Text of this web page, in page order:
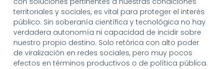
territoriales y sociales, es vital para proteger el interés
público. Sin soberanía científica y tecnológica no hay
verdadera autonomía ni capacidad de incidir sobre
nuestro propio destino. Solo retórica con alto poder
de viralización en redes sociales, pero muy pocos
efectos en términos productivos o de política pública.